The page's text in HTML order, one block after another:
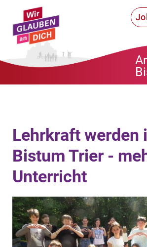
Zum Inhalt springen
Lehrkraft werden
Bistum Trier -
Unterricht